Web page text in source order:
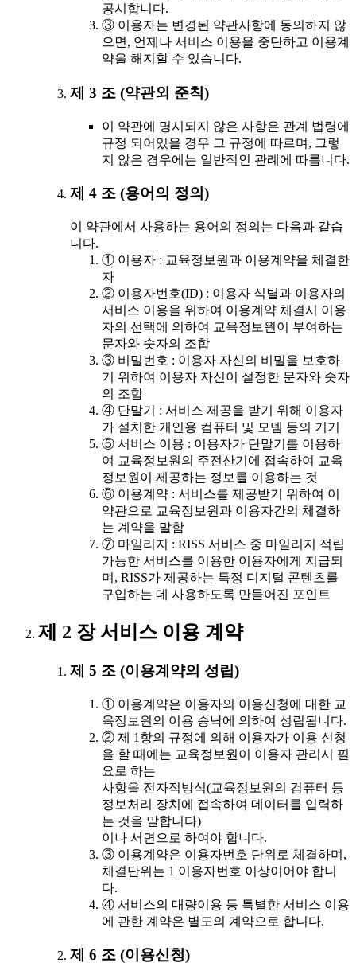
공시합니다.
③ 이용자는 변경된 약관사항에 동의하지 않
으면, 언제나 서비스 이용을 중단하고 이용계
약을 해지할 수 있습니다.
제 3 조 (약관외 준칙)
이 약관에 명시되지 않은 사항은 관계 법령에
규정 되어있을 경우 그 규정에 따르며, 그렇
지 않은 경우에는 일반적인 관례에 따릅니다.
제 4 조 (용어의 정의)
이 약관에서 사용하는 용어의 정의는 다음과 같습
니다.
① 이용자 : 교육정보원과 이용계약을 체결한
자
② 이용자번호(ID) : 이용자 식별과 이용자의
서비스 이용을 위하여 이용계약 체결시 이용
자의 선택에 의하여 교육정보원이 부여하는
문자와 숫자의 조합
③ 비밀번호 : 이용자 자신의 비밀을 보호하
기 위하여 이용자 자신이 설정한 문자와 숫자
의 조합
④ 단말기 : 서비스 제공을 받기 위해 이용자
가 설치한 개인용 컴퓨터 및 모뎀 등의 기기
⑤ 서비스 이용 : 이용자가 단말기를 이용하
여 교육정보원의 주전산기에 접속하여 교육
정보원이 제공하는 정보를 이용하는 것
⑥ 이용계약 : 서비스를 제공받기 위하여 이
약관으로 교육정보원과 이용자간의 체결하
는 계약을 말함
⑦ 마일리지 : RISS 서비스 중 마일리지 적립
가능한 서비스를 이용한 이용자에게 지급되
며, RISS가 제공하는 특정 디지털 콘텐츠를
구입하는 데 사용하도록 만들어진 포인트
제 2 장 서비스 이용 계약
제 5 조 (이용계약의 성립)
① 이용계약은 이용자의 이용신청에 대한 교
육정보원의 이용 승낙에 의하여 성립됩니다.
② 제 1항의 규정에 의해 이용자가 이용 신청
을 할 때에는 교육정보원이 이용자 관리시 필
요로 하는
사항을 전자적방식(교육정보원의 컴퓨터 등
정보처리 장치에 접속하여 데이터를 입력하
는 것을 말합니다)
이나 서면으로 하여야 합니다.
③ 이용계약은 이용자번호 단위로 체결하며,
체결단위는 1 이용자번호 이상이어야 합니
다.
④ 서비스의 대량이용 등 특별한 서비스 이용
에 관한 계약은 별도의 계약으로 합니다.
제 6 조 (이용신청)